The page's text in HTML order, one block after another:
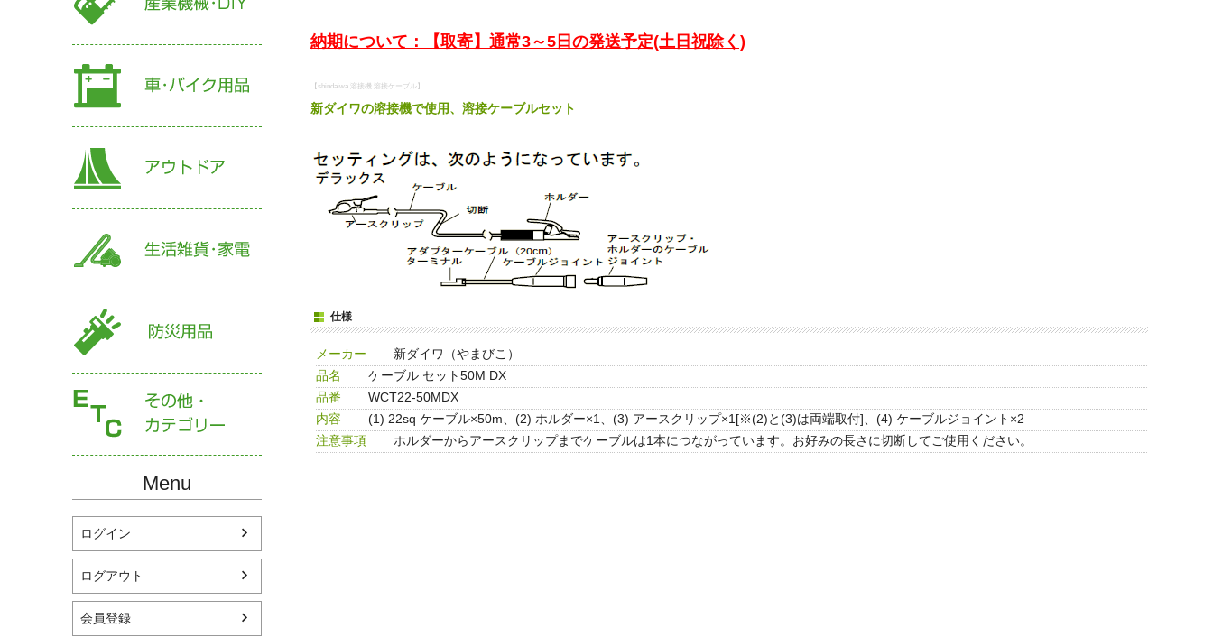
Menu
ログイン
ログアウト
会員登録
納期について：【取寄】通常3～5日の発送予定(土日祝除く)
【shindaiwa 溶接機 溶接ケーブル】
新ダイワの溶接機で使用、溶接ケーブルセット
仕様
メーカー
新ダイワ（やまびこ）
品名
ケーブル セット50M DX
品番
WCT22-50MDX
内容
(1) 22sq ケーブル×50m、(2) ホルダー×1、(3) アースクリップ×1[※(2)と(3)は両端取付]、(4) ケーブルジョイント×2
注意事項
ホルダーからアースクリップまでケーブルは1本につながっています。お好みの長さに切断してご使用ください。